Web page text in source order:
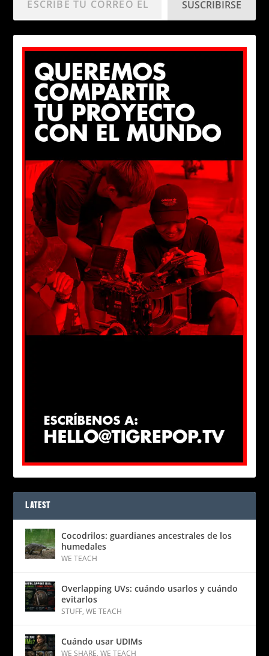
SUSCRIBIRSE
LATEST
Cocodrilos: guardianes ancestrales de los
humedales
WE TEACH
Overlapping UVs: cuándo usarlos y cuándo
evitarlos
STUFF,WE TEACH
Cuándo usar UDIMs
WE SHARE,WE TEACH